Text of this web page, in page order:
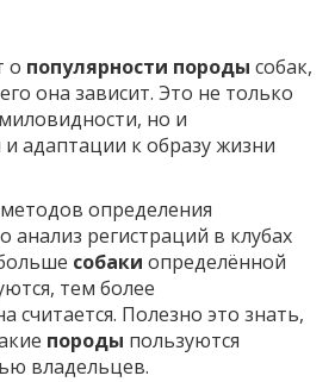
о популярности породы собак,
она зависит. Это не только
но и
адаптации к образу жизни
определения
анализ регистраций в клубах
собаки определённой
тем более
считается. Полезно это знать,
породы пользуются
владельцев.